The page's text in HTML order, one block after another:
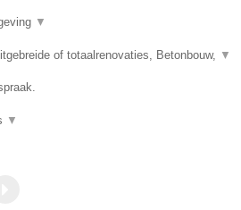
▼
of totaalrenovaties, Betonbouw, ▼
▼